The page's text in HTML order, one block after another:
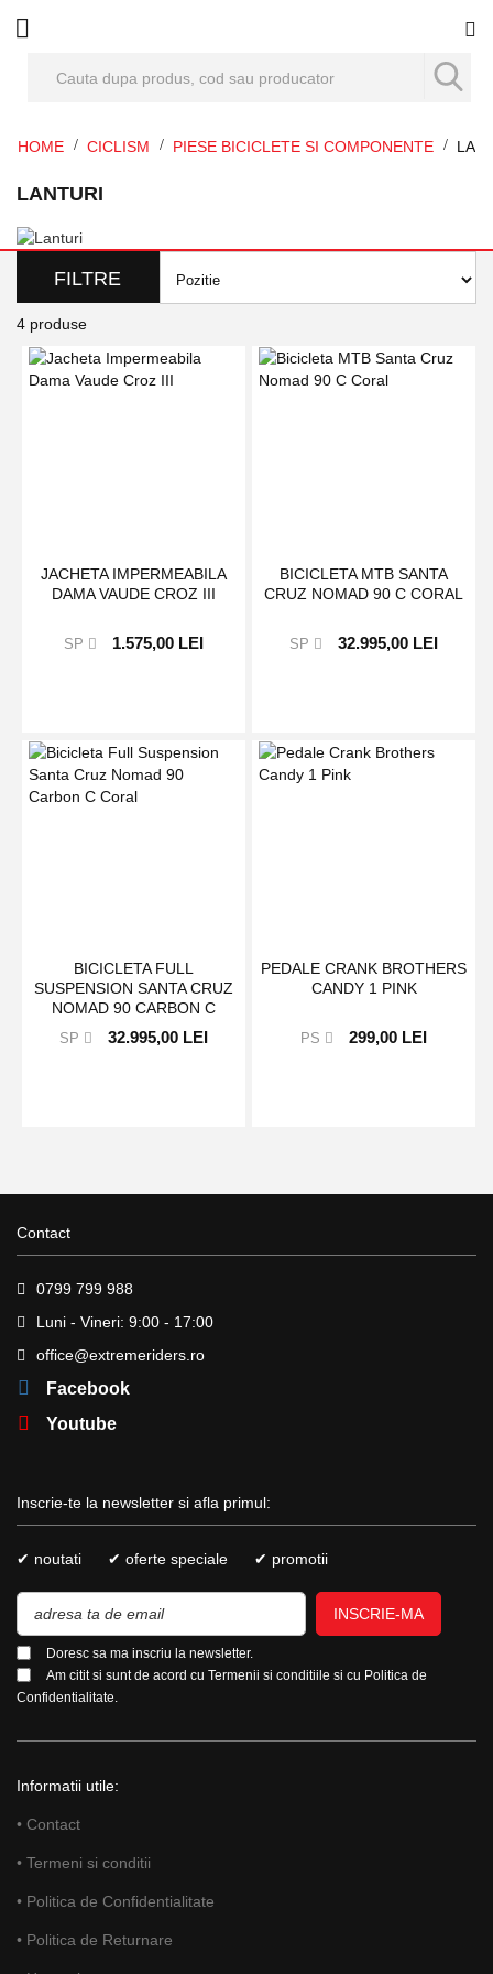
HOME CICLISM PIESE BICICLETE SI COMPONENTE
LANTURI
4 produse
JACHETA IMPERMEABILA
DAMA VAUDE CROZ III
SP 1.575,00 LEI
BICICLETA MTB SANTA
CRUZ NOMAD 90 C CORAL
SP 32.995,00 LEI
BICICLETA FULL
SUSPENSION SANTA CRUZ
NOMAD 90 CARBON C
CORAL
SP 32.995,00 LEI
PEDALE CRANK BROTHERS
CANDY 1 PINK
PS 299,00 LEI
FILTRE
Contact
0799 799 988
Luni - Vineri: 9:00 - 17:00
office@extremeriders.ro
Facebook
Youtube
Inscrie-te la newsletter si afla primul:
✔ noutati ✔ oferte speciale ✔ promotii
INSCRIE-MA
Doresc sa ma inscriu la newsletter.
Am citit si sunt de acord cu Termenii si conditiile si cu Politica de
Confidentialitate.
Informatii utile:
• Contact
• Termeni si conditii
• Politica de Confidentialitate
• Politica de Returnare